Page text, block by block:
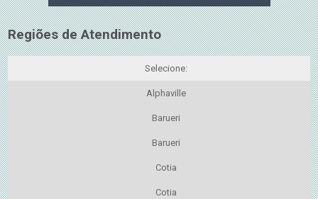
Regiões de Atendimento
Selecione:
Alphaville
Barueri
Barueri
Cotia
Cotia